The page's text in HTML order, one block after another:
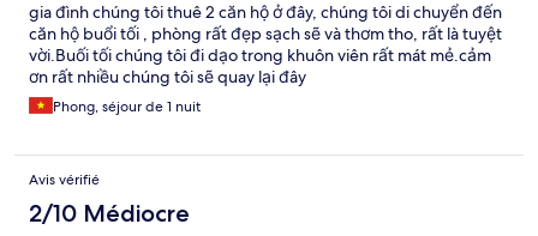
gia đình chúng tôi thuê 2 căn hộ ở đây, chúng tôi di chuyển đến
căn hộ buổi tối , phòng rất đẹp sạch sẽ và thơm tho, rất là tuyệt
vời.Buối tối chúng tôi đi dạo trong khuôn viên rất mát mẻ.cảm
ơn rất nhiều chúng tôi sẽ quay lại đây
Phong, séjour de 1 nuit
Avis vérifié
2/10 Médiocre